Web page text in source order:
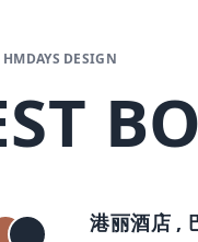
HMDAYS DESIGN
港丽酒店 ,